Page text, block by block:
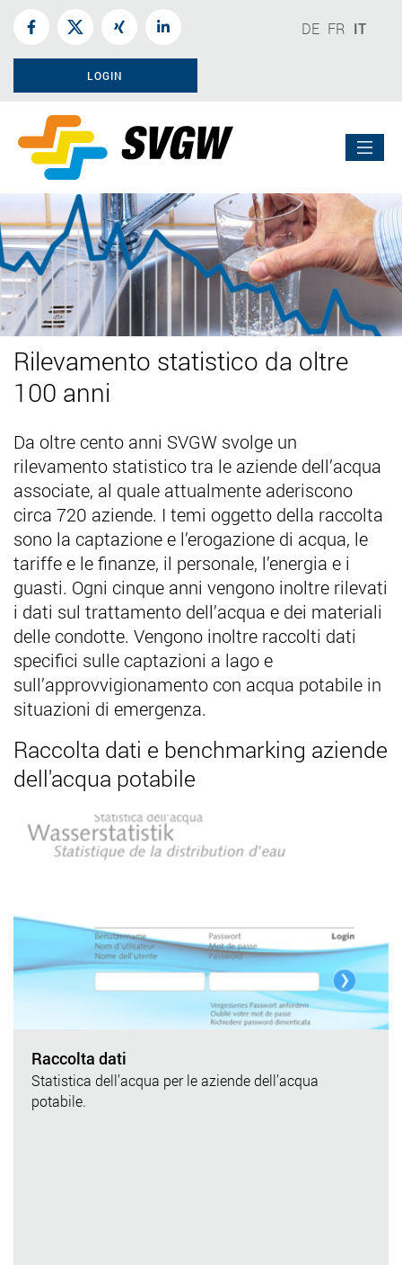
DE FR IT
LOGIN
Rilevamento statistico da oltre
100 anni
Da oltre cento anni SVGW svolge un
rilevamento statistico tra le aziende dell’acqua
associate, al quale attualmente aderiscono
circa 720 aziende. I temi oggetto della raccolta
sono la captazione e l’erogazione di acqua, le
tariffe e le finanze, il personale, l’energia e i
guasti. Ogni cinque anni vengono inoltre rilevati
i dati sul trattamento dell’acqua e dei materiali
delle condotte. Vengono inoltre raccolti dati
specifici sulle captazioni a lago e
sull’approvvigionamento con acqua potabile in
situazioni di emergenza.
Raccolta dati e benchmarking aziende
dell'acqua potabile
Raccolta dati
Statistica dell’acqua per le aziende dell’acqua
potabile.